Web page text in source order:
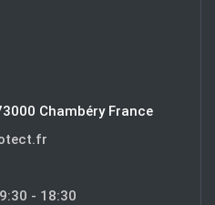
Chambéry France
- 18:30